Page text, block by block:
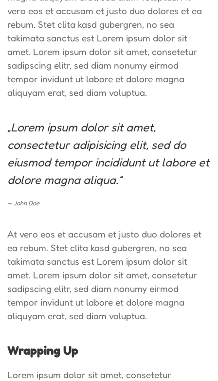
vero eos et accusam et justo duo dolores et ea
rebum. Stet clita kasd gubergren, no sea
takimata sanctus est Lorem ipsum dolor sit
amet. Lorem ipsum dolor sit amet, consetetur
sadipscing elitr, sed diam nonumy eirmod
tempor invidunt ut labore et dolore magna
aliquyam erat, sed diam voluptua.
„Lorem ipsum dolor sit amet,
consectetur adipisicing elit, sed do
eiusmod tempor incididunt ut labore et
dolore magna aliqua.“
John Doe
At vero eos et accusam et justo duo dolores et
ea rebum. Stet clita kasd gubergren, no sea
takimata sanctus est Lorem ipsum dolor sit
amet. Lorem ipsum dolor sit amet, consetetur
sadipscing elitr, sed diam nonumy eirmod
tempor invidunt ut labore et dolore magna
aliquyam erat, sed diam voluptua.
Wrapping Up
Lorem ipsum dolor sit amet, consetetur